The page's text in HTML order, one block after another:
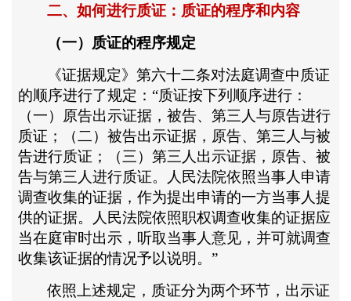
二、如何进行质证：质证的程序和内容
（一）质证的程序规定
《证据规定》第六十二条对法庭调查中质证
的顺序进行了规定： “质证按下列顺序进行：
（一）原告出示证据，被告、第三人与原告进行
质证；（二）被告出示证据，原告、第三人与被
告进行质证；（三）第三人出示证据，原告、被
告与第三人进行质证。人民法院依照当事人申请
调查收集的证据，作为提出申请的一方当事人提
供的证据。人民法院依照职权调查收集的证据应
当在庭审时出示，听取当事人意见，并可就调查
收集该证据的情况予以说明。”
依照上述规定，质证分为两个环节，出示证